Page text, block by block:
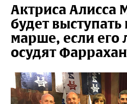
Актриса Алисса
будет
марше, если его
осудят